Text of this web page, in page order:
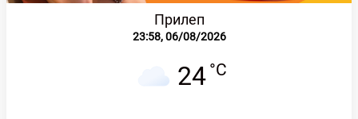
Прилеп
23:58,06/08/2026
24 °C